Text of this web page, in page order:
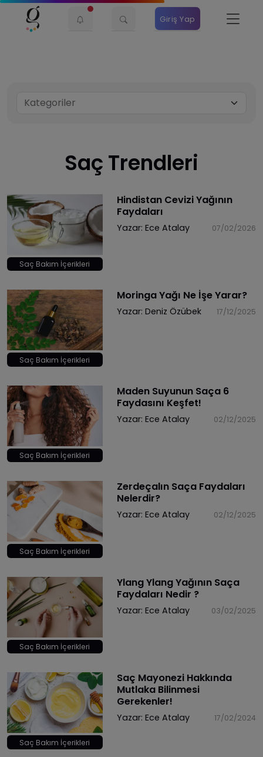
Giriş Yap
Saç Trendleri
Saç Bakım İçerikleri
Hindistan Cevizi Yağının
Faydaları
Yazar: Ece Atalay 07/02/2026
Saç Bakım İçerikleri
Moringa Yağı Ne İşe Yarar?
Yazar: Deniz Özübek 17/12/2025
Saç Bakım İçerikleri
Maden Suyunun Saça 6
Faydasını Keşfet!
Yazar: Ece Atalay 02/12/2025
Saç Bakım İçerikleri
Zerdeçalın Saça Faydaları
Nelerdir?
Yazar: Ece Atalay 02/12/2025
Saç Bakım İçerikleri
Ylang Ylang Yağının Saça
Faydaları Nedir ?
Yazar: Ece Atalay 03/02/2025
Saç Bakım İçerikleri
Saç Mayonezi Hakkında
Mutlaka Bilinmesi
Gerekenler!
Yazar: Ece Atalay 17/02/2024